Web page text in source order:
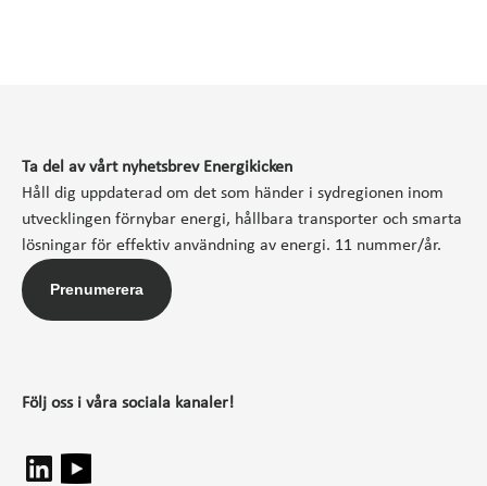
Ta del av vårt nyhetsbrev Energikicken
Håll dig uppdaterad om det som händer i sydregionen inom
utvecklingen förnybar energi, hållbara transporter och smarta
lösningar för effektiv användning av energi. 11 nummer/år.
Prenumerera
Följ oss i våra sociala kanaler!